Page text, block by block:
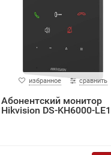
избранное сравнить
Абонентский монитор
Hikvision DS-KH6000-LE1